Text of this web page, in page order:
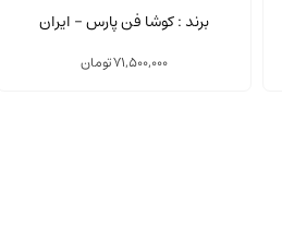
برند : کوشا فن پارس - ایران
71,500,000تومان